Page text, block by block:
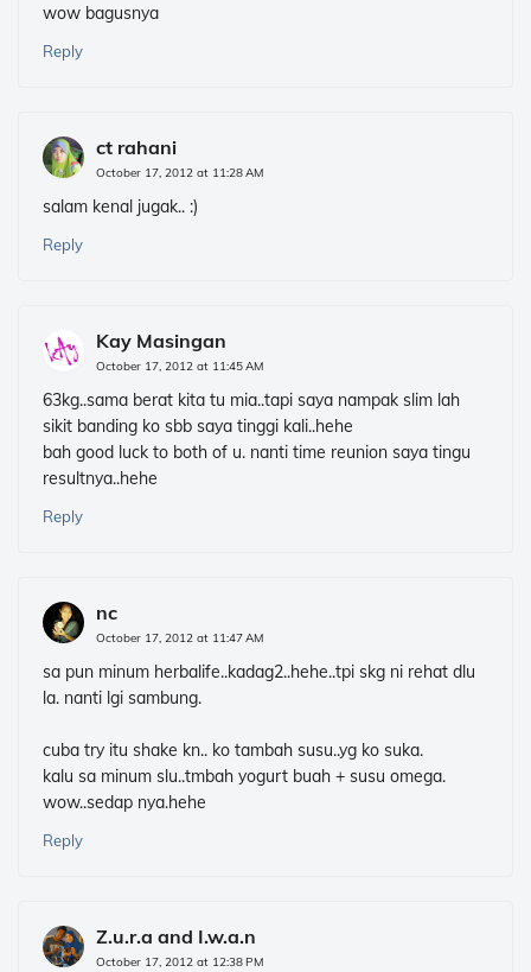
wow bagusnya
Reply
ct rahani
October 17, 2012 at 11:28 AM
salam kenal jugak.. :)
Reply
Kay Masingan
October 17, 2012 at 11:45 AM
63kg..sama berat kita tu mia..tapi saya nampak slim lah
sikit banding ko sbb saya tinggi kali..hehe
bah good luck to both of u. nanti time reunion saya tingu
resultnya..hehe
Reply
nc
October 17, 2012 at 11:47 AM
sa pun minum herbalife..kadag2..hehe..tpi skg ni rehat dlu
la. nanti lgi sambung.
cuba try itu shake kn.. ko tambah susu..yg ko suka.
kalu sa minum slu..tmbah yogurt buah + susu omega.
wow..sedap nya.hehe
Reply
Z.u.r.a and I.w.a.n
October 17, 2012 at 12:38 PM